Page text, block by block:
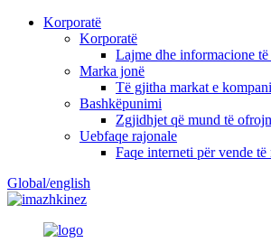
Korporatë
Korporatë
Lajme dhe informacione të
Marka jonë
Të gjitha markat e
Bashkëpunimi
Zgjidhjet që mund të
Uebfaqe rajonale
Faqe interneti për vende të
Global/english
kinez